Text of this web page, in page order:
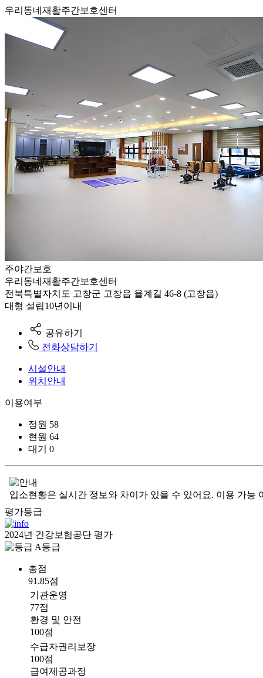
우리동네재활주간보호센터
주야간보호
우리동네재활주간보호센터
전북특별자치도 고창군 고창읍 율계길 46-8 (고창읍)
대형 설립10년이내
공유하기
전화상담하기
시설안내
위치안내
이용여부
정원 58
현원 64
대기
0
입소현황은 실시간 정보와 차이가 있을 수 있어요. 이용 가능
평가등급
2024년 건강보험공단 평가
A등급
총점
91.85점
기관운영
77점
환경 및 안전
100점
수급자권리보장
100점
급여제공과정